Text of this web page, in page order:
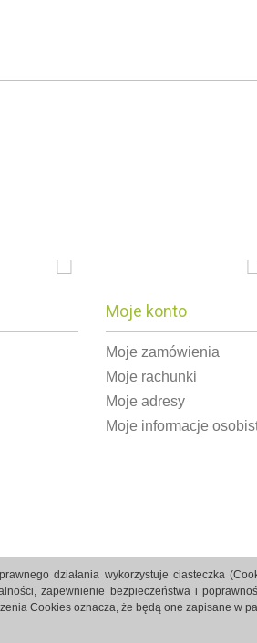
działania wykorzystuje ciasteczka
zapewnienie bezpieczeństwa i
Cookies oznacza, że będą one zapisane w
by Rutcom
Moje konto
Moje zamówienia
Moje rachunki
Moje adresy
Moje informacje